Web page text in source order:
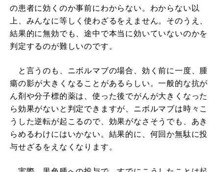
の患者に効くのか事前にわからない。わからない以
上、みんなに等しく使わざるをえません。そのうえ、
結果的に無効でも、途中で本当に効いていないのかを
判定するのが難しいのです。
と言うのも、ニボルマブの場合、効く前に一度、腫
瘍の影が大きくなることがあるらしい。一般的な抗が
ん剤や分子標的薬は、使った後でがんが大きくなった
ら効果がないと判定できますが、ニボルマブは時々こ
うした逆転が起こるので、効果がなさそうでも、あき
らめるわけにはいかない。結果的に、何回か無駄に投
与せざるをえなくなります。